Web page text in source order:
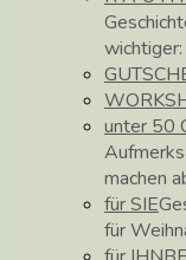
unter 50
machen
für SIE
für